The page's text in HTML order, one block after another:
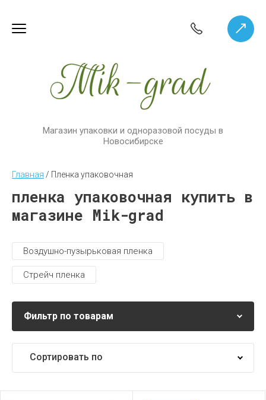
Магазин упаковки и одноразовой посуды в
Новосибирске
Главная / Пленка упаковочная
пленка упаковочная купить в
магазине Mik-grad
Воздушно-пузырьковая пленка
Стрейч пленка
Фильтр по товарам
Сортировать по
Самые дешевые